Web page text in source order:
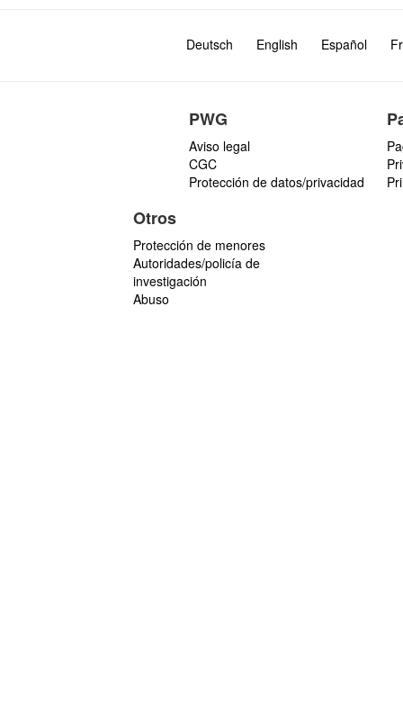
Deutsch English Español
PWG
Aviso legal
CGC
Protección de datos/privacidad
Otros
Protección de menores
Autoridades/policía de
investigación
Abuso